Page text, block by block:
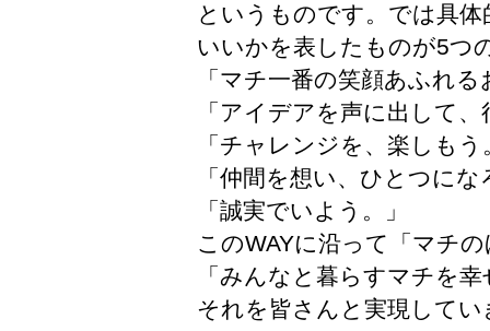
というものです。では具
いいかを表したものが5つ
「マチ一番の笑顔あふれ
「アイデアを声に出して
「チャレンジを、楽しもう
「仲間を想い、ひとつにな
「誠実でいよう。」
このWAYに沿って「マチ
「みんなと暮らすマチを
それを皆さんと実現して